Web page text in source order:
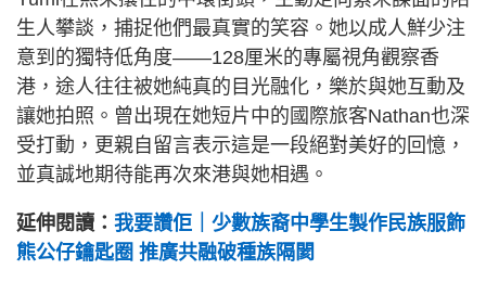
生人攀談，捕捉他們最真實的笑容。她以成人鮮少注
意到的獨特低角度——128厘米的專屬視角觀察香
港，途人往往被她純真的目光融化，樂於與她互動及
讓她拍照。曾出現在她短片中的國際旅客Nathan也深
受打動，更親自留言表示這是一段絕對美好的回憶，
並真誠地期待能再次來港與她相遇。
延伸閱讀： 我要讚佢｜少數族裔中學生製作民族服飾
熊公仔鑰匙圈 推廣共融破種族隔閡